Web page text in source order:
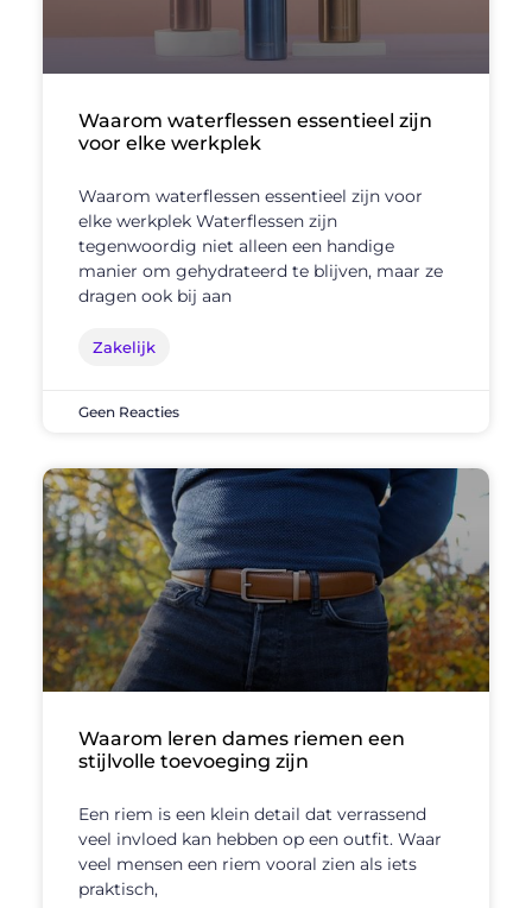
Waarom waterflessen essentieel zijn
voor elke werkplek
Waarom waterflessen essentieel zijn voor
elke werkplek Waterflessen zijn
tegenwoordig niet alleen een handige
manier om gehydrateerd te blijven, maar ze
dragen ook bij aan
Zakelijk
Geen Reacties
Waarom leren dames riemen een
stijlvolle toevoeging zijn
Een riem is een klein detail dat verrassend
veel invloed kan hebben op een outfit. Waar
veel mensen een riem vooral zien als iets
praktisch,